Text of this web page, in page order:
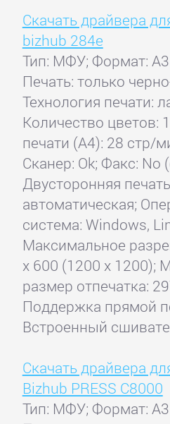
Скачать драйвера
bizhub 284e
Тип: МФУ; Формат:
Печать: только
Технология печати:
Количество цветов:
печати (А4): 28 стр/
Сканер: Ok; Факс: No
Двусторонняя
автоматическая;
система: Windows,
Максимальное
x 600 (1200 x 1200);
размер отпечатка:
Поддержка прямой
Встроенный
Скачать драйвера
Bizhub PRESS C8000
Тип: МФУ; Формат: